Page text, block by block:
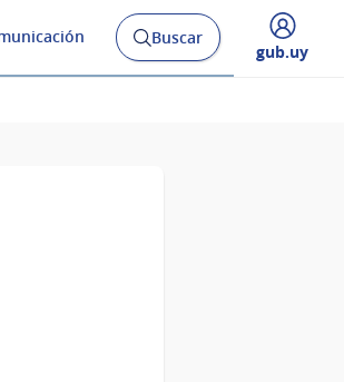
Abrir
buscador
Buscar
Desplegar
gub.uy